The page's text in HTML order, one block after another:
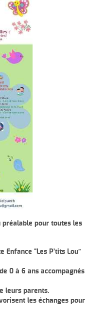
préalable pour toutes les
“Les P’tits Lou”
0 à 6 ans accompagnés
leurs parents.
les échanges pour